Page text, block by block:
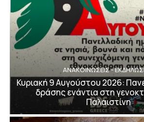
ΑΝΑΚΟΙΝΩΣΕΙΣ -
Κυριακή 9 Αυγούστου 2026:
δράσης ενάντια στη
Παλαιστίνη